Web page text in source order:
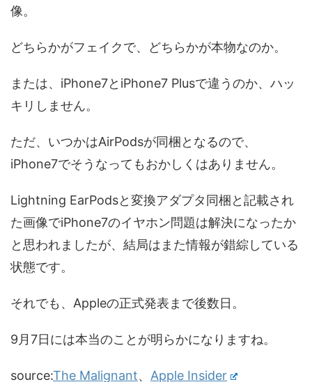
像。
どちらかがフェイクで、どちらかが本物なのか。
または、iPhone7とiPhone7 Plusで違うのか、ハッ
キリしません。
ただ、いつかはAirPodsが同梱となるので、
iPhone7でそうなってもおかしくはありません。
Lightning EarPodsと変換アダプタ同梱と記載され
た画像でiPhone7のイヤホン問題は解決になったか
と思われましたが、結局はまた情報が錯綜している
状態です。
それでも、Appleの正式発表まで後数日。
9月7日には本当のことが明らかになりますね。
source:The Malignant、 Apple Insider